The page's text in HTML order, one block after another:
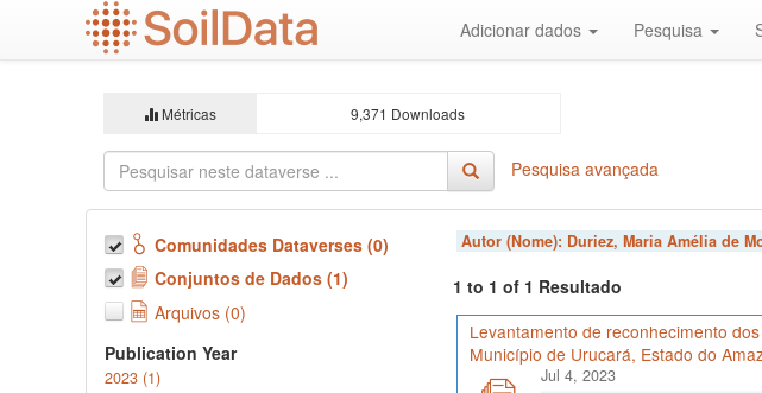
Adicionar dados Pesquisa
Métricas 9,371 Downloads
Pesquisa avançada
Comunidades Dataverses (0)
Conjuntos de Dados (1)
Arquivos (0)
Publication Year
2023 (1)
Autor (Nome): Duriez, Maria Amélia de
1 to 1 of 1 Resultado
Levantamento de reconhecimento
Município de Urucará, Estado do
Jul 4, 2023